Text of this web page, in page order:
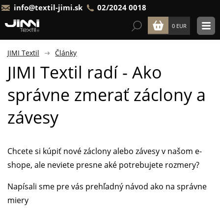
info@textil-jimi.sk 02/2024 0018
0 EUR
JIMI Textil Články
JIMI Textil radí - Ako
správne zmerať záclony a
závesy
Chcete si kúpiť nové záclony alebo závesy v našom e-
shope, ale neviete presne aké potrebujete rozmery?
Napísali sme pre vás prehľadný návod ako na správne
miery